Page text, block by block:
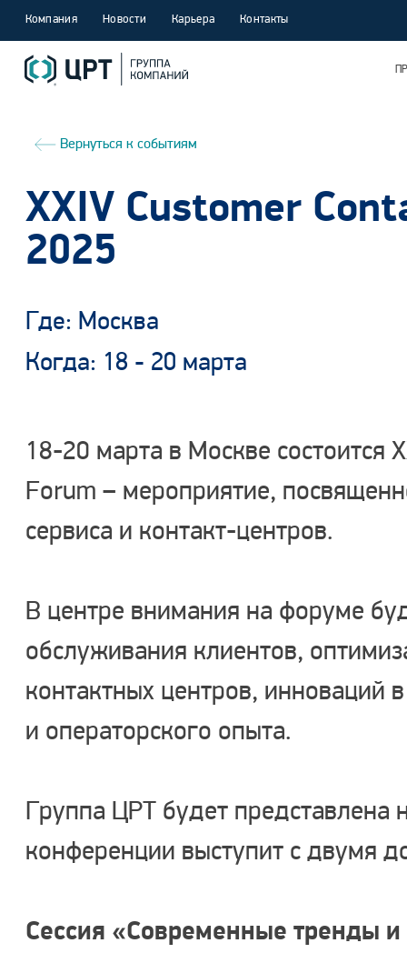
Компания Новости Карьера Контакты
Вернуться к событиям
XXIV Customer
2025
Где: Москва
Когда: 18 - 20 марта
18-20 марта в Москве состоится
Forum – мероприятие,
сервиса и контакт-центров.
В центре внимания на форуме
обслуживания клиентов,
контактных центров, инноваций
и операторского опыта.
Группа ЦРТ будет представлена
конференции выступит с двумя
Сессия «Современные тренды и